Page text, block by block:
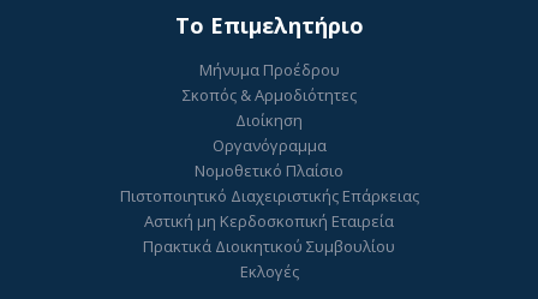
To Επιμελητήριο
Μήνυμα Προέδρου
Σκοπός & Αρμοδιότητες
Διοίκηση
Οργανόγραμμα
Νομοθετικό Πλαίσιο
Πιστοποιητικό Διαχειριστικής Επάρκειας
Αστική μη Κερδοσκοπική Εταιρεία
Πρακτικά Διοικητικού Συμβουλίου
Εκλογές